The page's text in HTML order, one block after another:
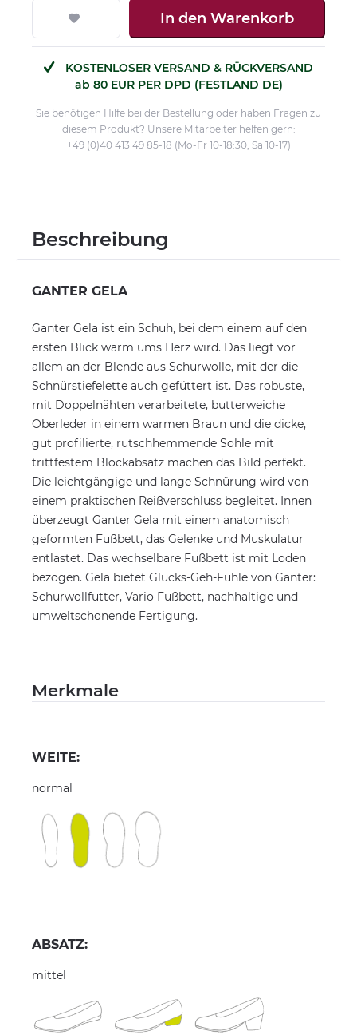
In den Warenkorb
KOSTENLOSER VERSAND & RÜCKVERSAND
ab 80 EUR PER DPD (FESTLAND DE)
Sie benötigen Hilfe bei der Bestellung oder haben Fragen zu
diesem Produkt? Unsere Mitarbeiter helfen gern:
+49 (0)40 413 49 85-18 (Mo-Fr 10-18:30, Sa 10-17)
Beschreibung
GANTER GELA
Ganter Gela ist ein Schuh, bei dem einem auf den
ersten Blick warm ums Herz wird. Das liegt vor
allem an der Blende aus Schurwolle, mit der die
Schnürstiefelette auch gefüttert ist. Das robuste,
mit Doppelnähten verarbeitete, butterweiche
Oberleder in einem warmen Braun und die dicke,
gut profilierte, rutschhemmende Sohle mit
trittfestem Blockabsatz machen das Bild perfekt.
Die leichtgängige und lange Schnürung wird von
einem praktischen Reißverschluss begleitet. Innen
überzeugt Ganter Gela mit einem anatomisch
geformten Fußbett, das Gelenke und Muskulatur
entlastet. Das wechselbare Fußbett ist mit Loden
bezogen. Gela bietet Glücks-Geh-Fühle von Ganter:
Schurwollfutter, Vario Fußbett, nachhaltige und
umweltschonende Fertigung.
Merkmale
WEITE:
normal
ABSATZ:
mittel